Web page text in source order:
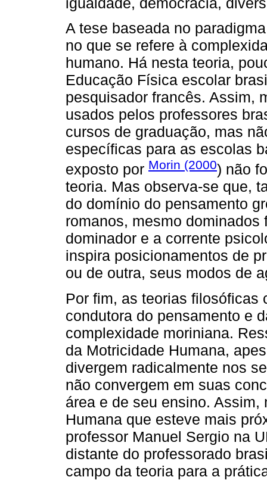
A tese baseada no
no que se refere à
humano. Há nesta teoria,
Educação Física escolar
pesquisador francês. Assim,
usados pelos professores
cursos de graduação, mas
específicas para as escolas
exposto por Morin (2000) não
teoria. Mas observa-se que,
do domínio do pensamento
romanos, mesmo
dominador e a corrente
inspira posicionamentos de
ou de outra, seus modos de
Por fim, as teorias filosóficas
condutora do pensamento e
complexidade moriniana.
da Motricidade Humana,
divergem radicalmente nos
não convergem em suas
área e de seu ensino.
Humana que esteve mais
professor Manuel Sergio na
distante do professorado
campo da teoria para a